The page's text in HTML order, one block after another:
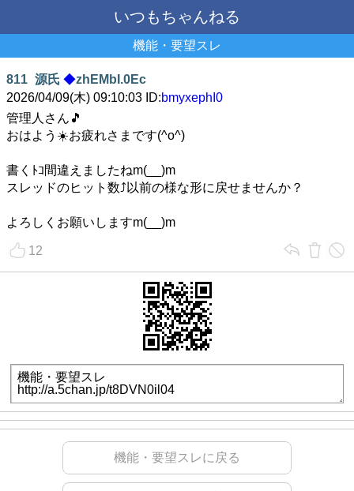
いつもちゃんねる
機能・要望スレ
811 源氏 ◆zhEMbI.0Ec
2026/04/09(木) 09:10:03 ID:bmyxephI0
管理人さん🎵
おはよう☀️お疲れさまです(^o^)
書くﾄｺ間違えましたねm(__)m
スレッドのヒット数⤴️以前の様な形に戻せませんか？
よろしくお願いしますm(__)m
12
機能・要望スレに戻る